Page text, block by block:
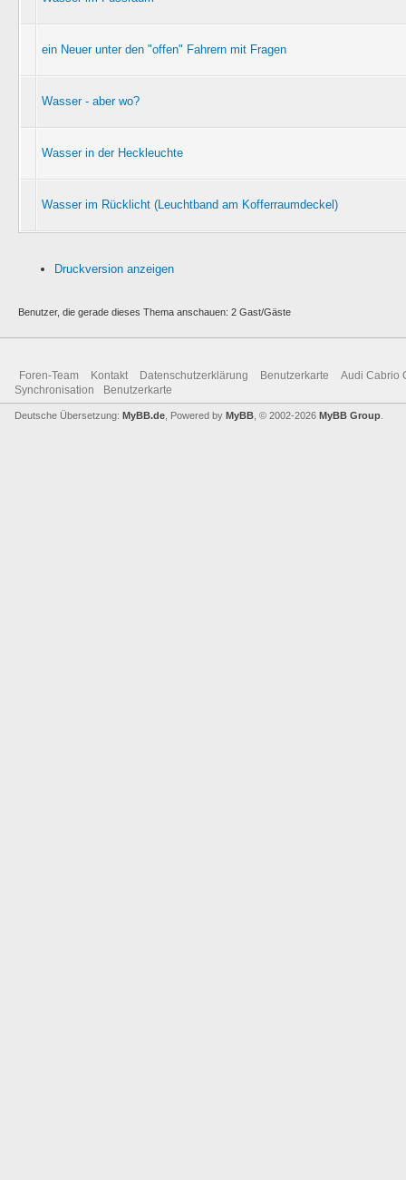
ein Neuer unter den "offen" Fahrern mit Fragen
Wasser - aber wo?
Wasser in der Heckleuchte
Wasser im Rücklicht (Leuchtband am Kofferraumdeckel)
Druckversion anzeigen
Benutzer, die gerade dieses Thema anschauen: 2 Gast/Gäste
Foren-Team Kontakt Datenschutzerklärung Benutzerkarte
Audi Cabrio
Synchronisation
Benutzerkarte
Deutsche Übersetzung: MyBB.de, Powered by MyBB, © 2002-2026 MyBB Group.